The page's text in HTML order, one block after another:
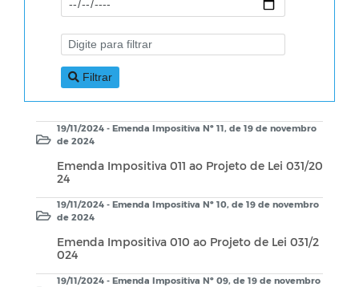
Filtrar
19/11/2024 - Emenda Impositiva Nº 11, de 19 de novembro
de 2024
Emenda Impositiva 011 ao Projeto de Lei 031/20
24
19/11/2024 - Emenda Impositiva Nº 10, de 19 de novembro
de 2024
Emenda Impositiva 010 ao Projeto de Lei 031/2
024
19/11/2024 - Emenda Impositiva Nº 09, de 19 de novembro